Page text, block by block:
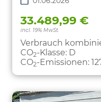
33.489,99 €
incl. 19% MwSt.
Verbrauch
CO2-Klasse: D
CO2-Emissionen: